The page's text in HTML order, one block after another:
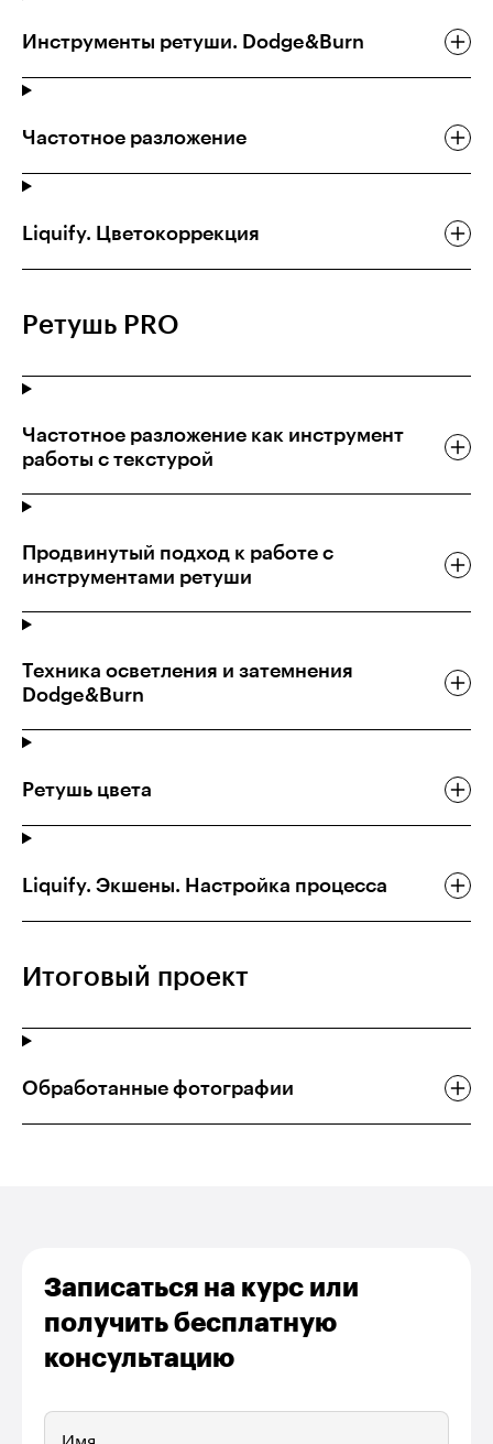
Инструменты ретуши. Dodge&Burn
Частотное разложение
Liquify. Цветокоррекция
Ретушь PRO
Частотное разложение как инструмент
работы с текстурой
Продвинутый подход к работе с
инструментами ретуши
Техника осветления и затемнения
Dodge&Burn
Ретушь цвета
Liquify. Экшены. Настройка процесса
Итоговый проект
Обработанные фотографии
Записаться на курс или
получить бесплатную
консультацию